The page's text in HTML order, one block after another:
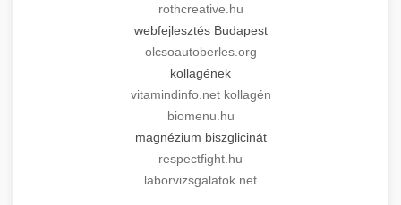
rothcreative.hu
webfejlesztés Budapest
olcsoautoberles.org
kollagének
vitamindinfo.net kollagén
biomenu.hu
magnézium biszglicinát
respectfight.hu
laborvizsgalatok.net